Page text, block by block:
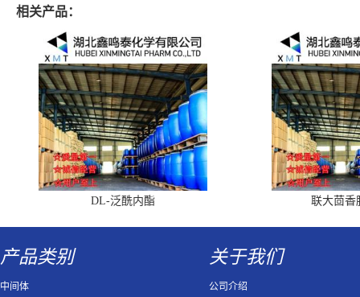
相关产品：
DL-泛酰内酯 联大茴香
产品类别
中间体
关于我们
公司介绍